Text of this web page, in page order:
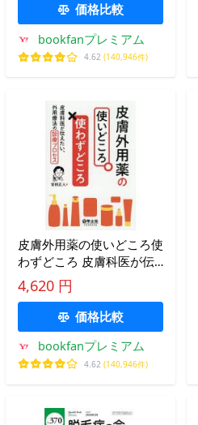
価格比較
bookfanプレミアム
4.62 (140,946件)
皮膚外用薬の使いどころ使
わずどころ 皮膚科医が伝
えたい、外用療法の診療プ
ロセス/安田正人
4,620 円
価格比較
bookfanプレミアム
4.62 (140,946件)